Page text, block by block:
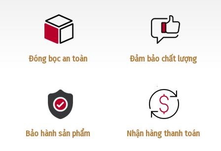
Đóng bọc an toàn Đảm bảo chất lượng
Bảo hành sản phẩm Nhận hàng thanh toán